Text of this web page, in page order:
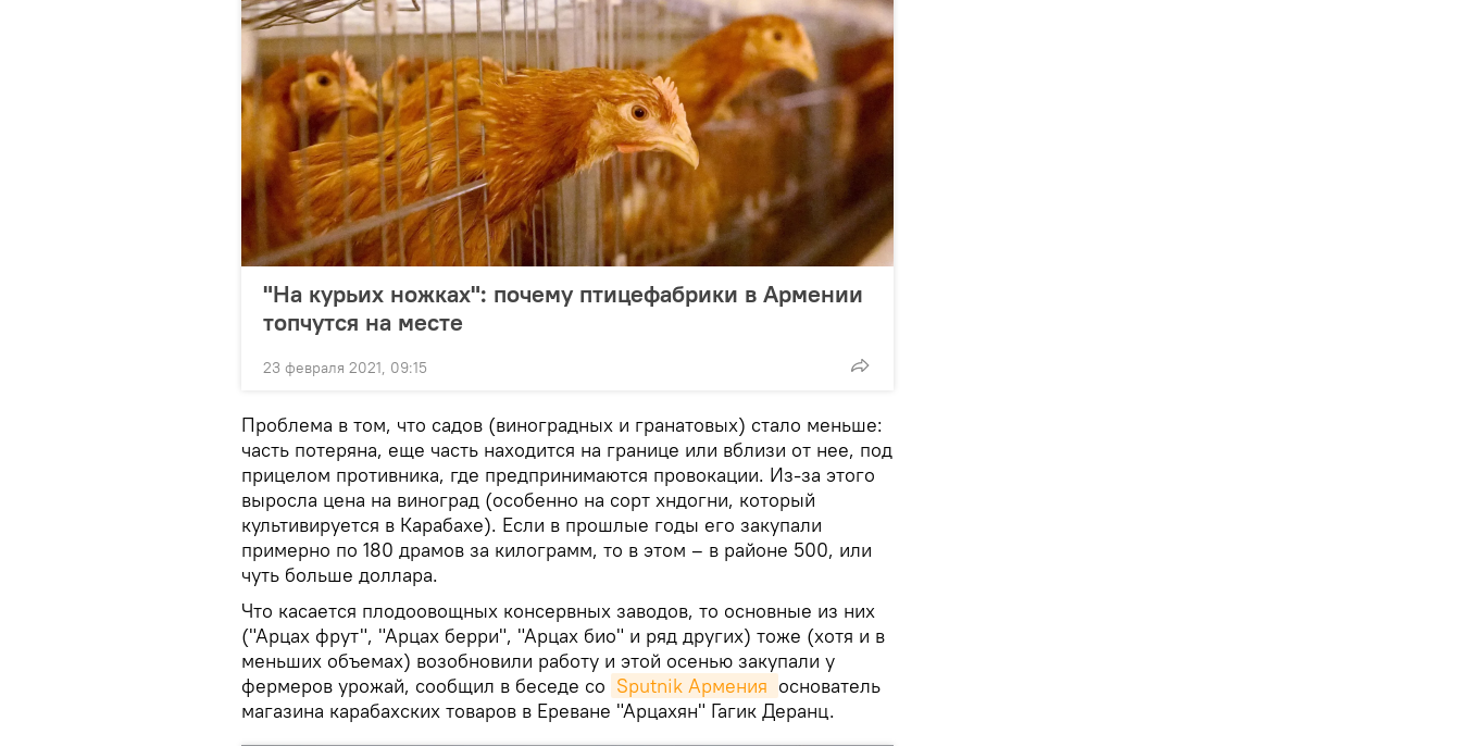
"На курьих ножках": почему птицефабрики в Армении
топчутся на месте
23 февраля 2021, 09:15
Проблема в том, что садов (виноградных и гранатовых) стало меньше:
часть потеряна, еще часть находится на границе или вблизи от нее, под
прицелом противника, где предпринимаются провокации. Из-за этого
выросла цена на виноград (особенно на сорт хндогни, который
культивируется в Карабахе). Если в прошлые годы его закупали
примерно по 180 драмов за килограмм, то в этом – в районе 500, или
чуть больше доллара.
Что касается плодоовощных консервных заводов, то основные из них
("Арцах фрут", "Арцах берри", "Арцах био" и ряд других) тоже (хотя и в
меньших объемах) возобновили работу и этой осенью закупали у
фермеров урожай, сообщил в беседе со Sputnik Армения основатель
магазина карабахских товаров в Ереване "Арцахян" Гагик Деранц.